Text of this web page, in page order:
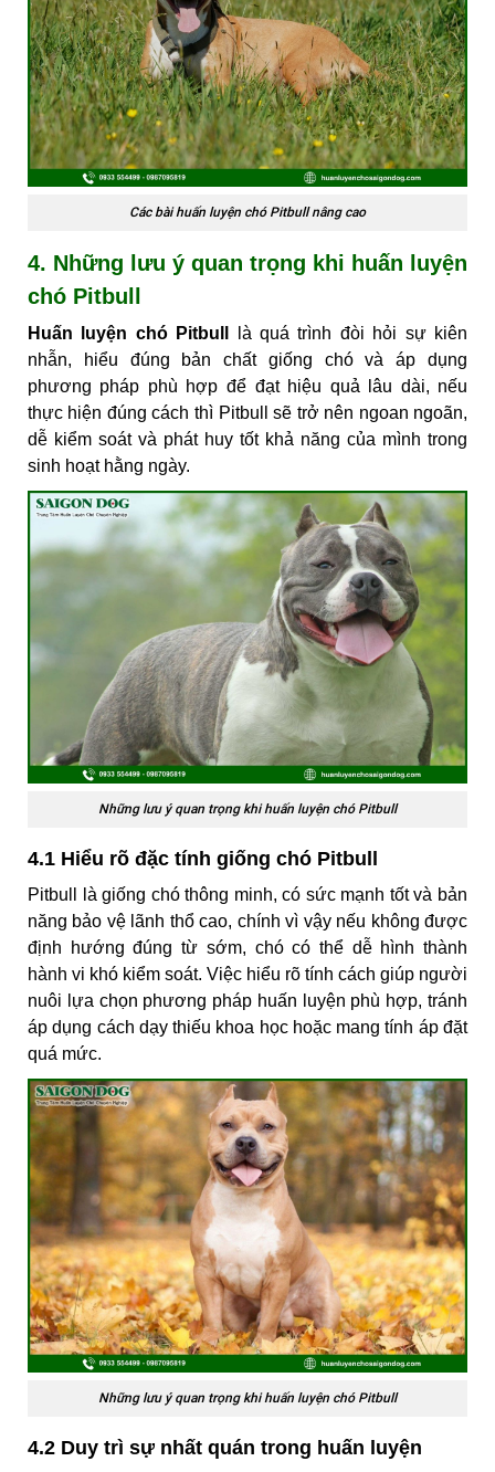
Các bài huấn luyện chó Pitbull nâng cao
4. Những lưu ý quan trọng khi huấn luyện
chó Pitbull
Huấn luyện chó Pitbull
là quá trình đòi hỏi sự kiên
nhẫn, hiểu đúng bản chất giống chó và áp dụng
phương pháp phù hợp để đạt hiệu quả lâu dài, nếu
thực hiện đúng cách thì Pitbull sẽ trở nên ngoan ngoãn,
dễ kiểm soát và phát huy tốt khả năng của mình trong
sinh hoạt hằng ngày.
Những lưu ý quan trọng khi huấn luyện chó Pitbull
4.1 Hiểu rõ đặc tính giống chó Pitbull
Pitbull là giống chó thông minh, có sức mạnh tốt và bản
năng bảo vệ lãnh thổ cao, chính vì vậy nếu không được
định hướng đúng từ sớm, chó có thể dễ hình thành
hành vi khó kiểm soát. Việc hiểu rõ tính cách giúp người
nuôi lựa chọn phương pháp huấn luyện phù hợp, tránh
áp dụng cách dạy thiếu khoa học hoặc mang tính áp đặt
quá mức.
Những lưu ý quan trọng khi huấn luyện chó Pitbull
4.2 Duy trì sự nhất quán trong huấn luyện